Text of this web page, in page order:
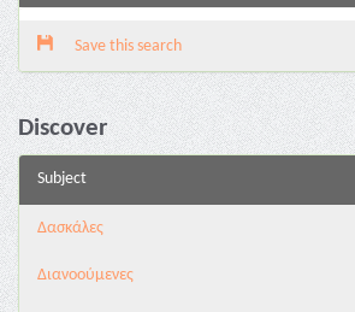
Save this search
Discover
Subject
Δασκάλες
Διανoούμενες